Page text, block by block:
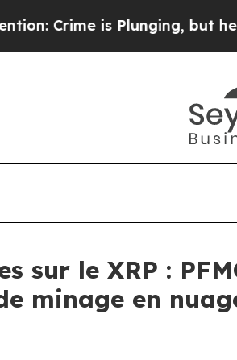
but he can’t Handle
sur le XRP :
minage en